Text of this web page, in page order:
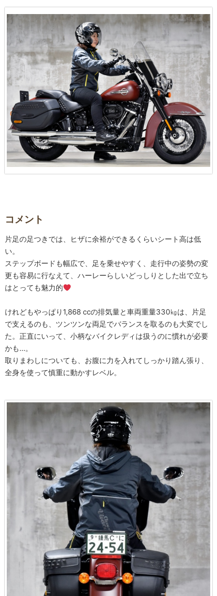
コメント
片足の足つきでは、ヒザに余裕ができるくらいシート高は低
い。
ステップボードも幅広で、足を乗せやすく、走行中の姿勢の変
更も容易に行なえて、ハーレーらしいどっしりとした出で立ち
はとっても魅力的
けれどもやっぱり1,868 ccの排気量と車両重量330㎏は、片足
で支えるのも、ツンツンな両足でバランスを取るのも大変でし
た。正直にいって、小柄なバイクレディは扱うのに慣れが必要
かも…。
取りまわしについても、お腹に力を入れてしっかり踏ん張り、
全身を使って慎重に動かすレベル。